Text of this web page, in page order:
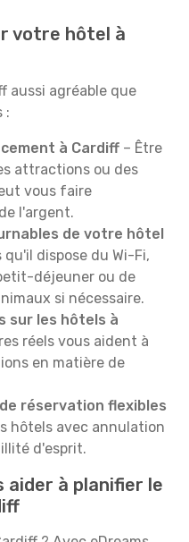
votre hôtel à
aussi agréable que
:
à Cardiff – Être
attractions ou des
vous faire
l'argent.
de votre hôtel
dispose du Wi-Fi,
déjeuner ou de
si nécessaire.
sur les hôtels à
réels vous aident à
en matière de
réservation flexibles
hôtels avec annulation
d'esprit.
aider à planifier le